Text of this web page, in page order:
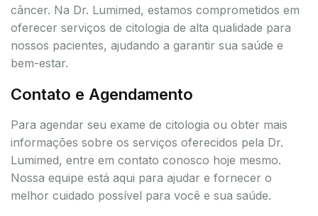
câncer. Na Dr. Lumimed, estamos comprometidos em
oferecer serviços de citologia de alta qualidade para
nossos pacientes, ajudando a garantir sua saúde e
bem-estar.
Contato e Agendamento
Para agendar seu exame de citologia ou obter mais
informações sobre os serviços oferecidos pela Dr.
Lumimed, entre em contato conosco hoje mesmo.
Nossa equipe está aqui para ajudar e fornecer o
melhor cuidado possível para você e sua saúde.